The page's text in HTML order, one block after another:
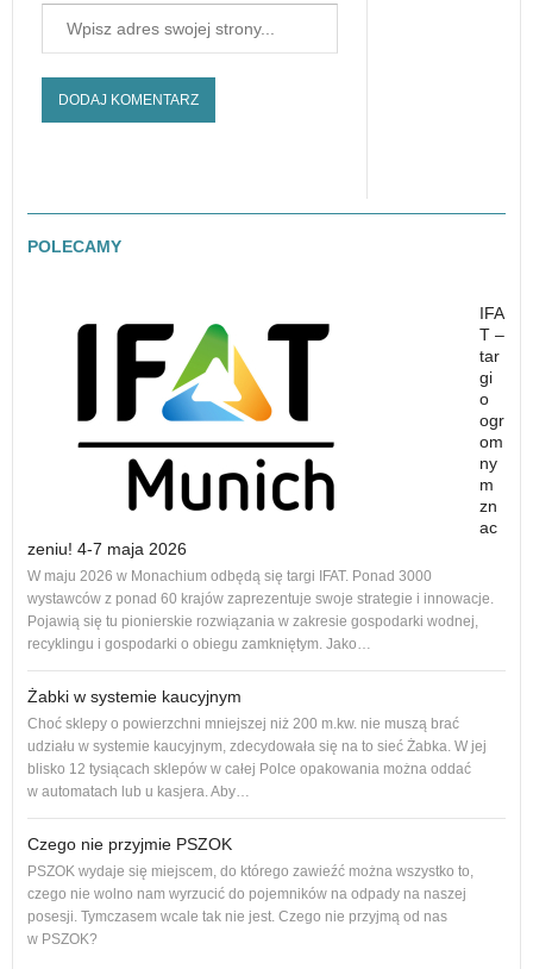
POLECAMY
IFA
T –
tar
gi
o
ogr
om
ny
m
zn
ac
zeniu! 4-7 maja 2026
W maju 2026 w Monachium odbędą się targi IFAT. Ponad 3000
wystawców z ponad 60 krajów zaprezentuje swoje strategie i innowacje.
Pojawią się tu pionierskie rozwiązania w zakresie gospodarki wodnej,
recyklingu i gospodarki o obiegu zamkniętym. Jako…
Żabki w systemie kaucyjnym
Choć sklepy o powierzchni mniejszej niż 200 m.kw. nie muszą brać
udziału w systemie kaucyjnym, zdecydowała się na to sieć Żabka. W jej
blisko 12 tysiącach sklepów w całej Polce opakowania można oddać
w automatach lub u kasjera. Aby…
Czego nie przyjmie PSZOK
PSZOK wydaje się miejscem, do którego zawieźć można wszystko to,
czego nie wolno nam wyrzucić do pojemników na odpady na naszej
posesji. Tymczasem wcale tak nie jest. Czego nie przyjmą od nas
w PSZOK?